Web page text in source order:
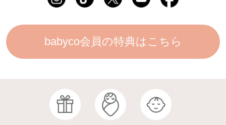
babyco会員の特典はこちら